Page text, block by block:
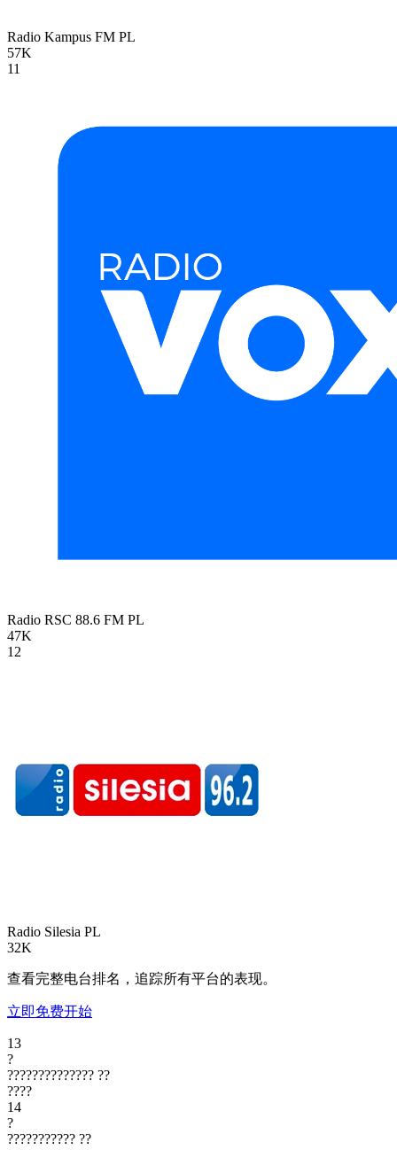
Radio Kampus FM PL
57K
11
Radio RSC 88.6 FM PL
47K
12
Radio Silesia PL
32K
查看完整电台排名，追踪所有平台的表现。
立即免费开始
13
?
?????????????? ??
????
14
?
??????????? ??